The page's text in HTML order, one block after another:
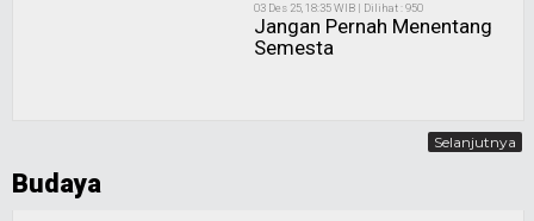
03 Des 25, 18:35 WIB | Dilihat : 950
Jangan Pernah Menentang
Semesta
Selanjutnya
Budaya